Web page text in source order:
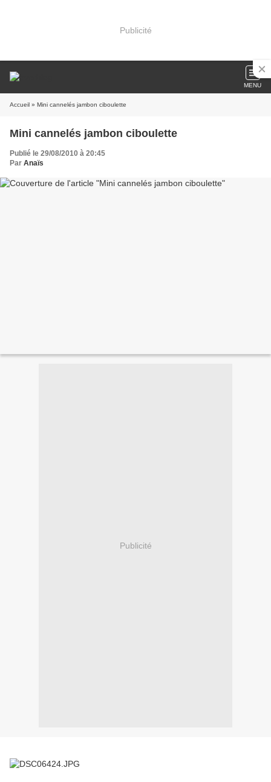
Publicité
MENU
Accueil » Mini cannelés jambon ciboulette
Mini cannelés jambon ciboulette
Publié le 29/08/2010 à 20:45
Par Anaïs
Publicité